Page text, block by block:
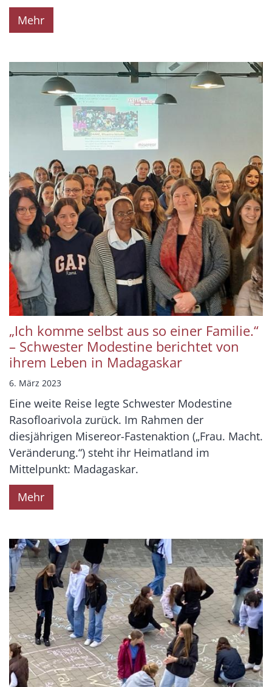
Mehr
„Ich komme selbst aus so einer Familie.“
– Schwester Modestine berichtet von
ihrem Leben in Madagaskar
6. März 2023
Eine weite Reise legte Schwester Modestine
Rasofloarivola zurück. Im Rahmen der
diesjährigen Misereor-Fastenaktion („Frau. Macht.
Veränderung.“) steht ihr Heimatland im
Mittelpunkt: Madagaskar.
Mehr